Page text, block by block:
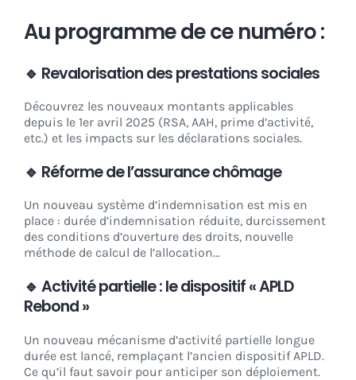
Au programme de ce numéro :
🔹 Revalorisation des prestations sociales
Découvrez les nouveaux montants applicables
depuis le 1er avril 2025 (RSA, AAH, prime d’activité,
etc.) et les impacts sur les déclarations sociales.
🔹 Réforme de l’assurance chômage
Un nouveau système d’indemnisation est mis en
place : durée d’indemnisation réduite, durcissement
des conditions d’ouverture des droits, nouvelle
méthode de calcul de l’allocation…
🔹 Activité partielle : le dispositif « APLD
Rebond »
Un nouveau mécanisme d’activité partielle longue
durée est lancé, remplaçant l’ancien dispositif APLD.
Ce qu’il faut savoir pour anticiper son déploiement.